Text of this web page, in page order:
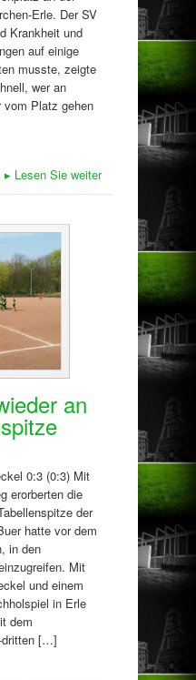
Erle. Der SV
Krankheit und
auf einige
musste, zeigte
wer an
vom Platz gehen
▸ Lesen Sie weiter
an
0:3 (0:3) Mit
erorberten die
der
hatte vor dem
in den
Mit
und einem
in Erle
dem
dritten […]